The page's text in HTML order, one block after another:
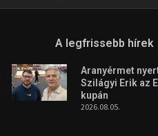
A legfrissebb hírek
Aranyérmet
Szilágyi Erik az
kupán
2026.08.05.